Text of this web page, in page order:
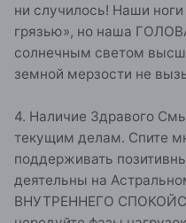
ни случилось! Наши
грязью», но наша
солнечным светом
земной мерзости не
4. Наличие Здравого
текущим делам. Спите
поддерживать
деятельны на
ВНУТРЕННЕГО